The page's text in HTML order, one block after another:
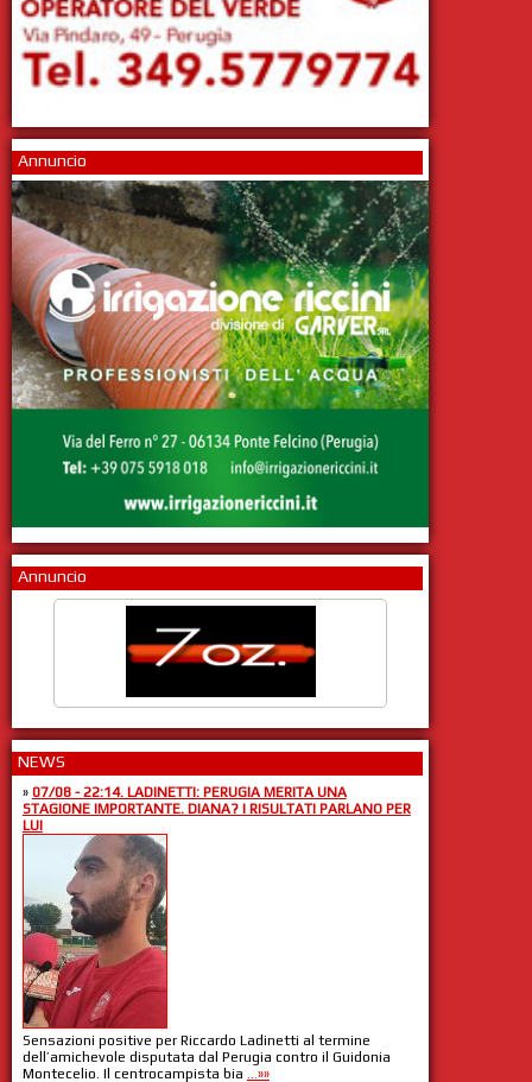
Annuncio
Annuncio
NEWS
» 07/08 - 22:14. LADINETTI: PERUGIA MERITA UNA
STAGIONE IMPORTANTE. DIANA? I RISULTATI PARLANO PER
LUI
Sensazioni positive per Riccardo Ladinetti al termine
dell’amichevole disputata dal Perugia contro il Guidonia
Montecelio. Il centrocampista bia ...»»